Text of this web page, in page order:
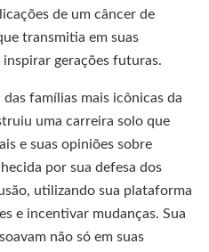
de um câncer de
transmitia em suas
gerações futuras.
famílias mais icônicas da
uma carreira solo que
e suas opiniões sobre
por sua defesa dos
utilizando sua plataforma
e incentivar mudanças. Sua
não só em suas